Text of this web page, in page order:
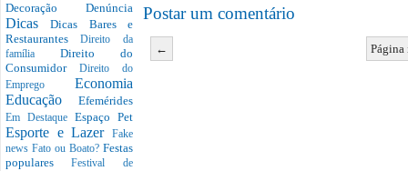
Decoração Denúncia
DicasDicas Bares e
RestaurantesDireito da
família Direito do
Consumidor Direito do
Emprego Economia
Educação Efemérides
Em Destaque Espaço Pet
Esporte e Lazer
Fake
news Fato ou Boato? Festas
popularesFestival de
Postar um comentário
←